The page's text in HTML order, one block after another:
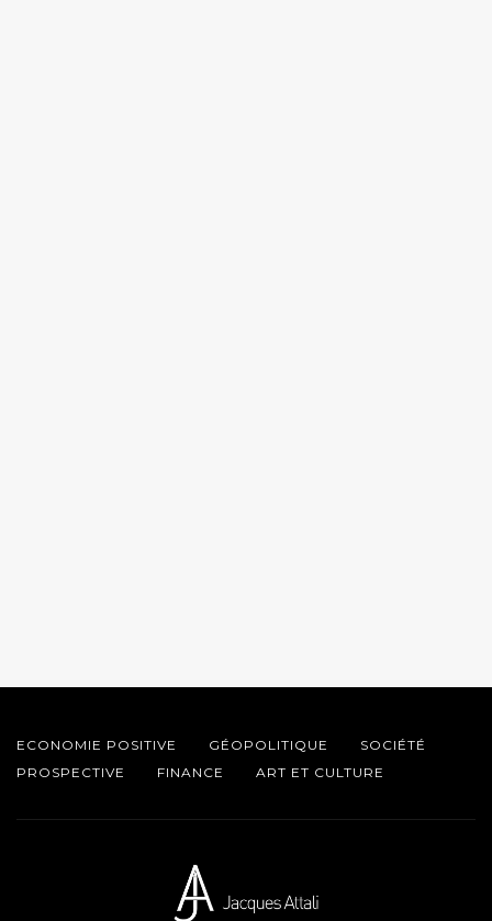
ECONOMIE POSITIVE GÉOPOLITIQUE
SOCIÉTÉ
PROSPECTIVE
FINANCE ART ET CULTURE